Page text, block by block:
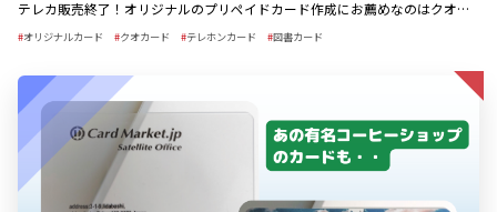
テレカ販売終了！オリジナルのプリペイドカード作成にお薦めなのはクオ・図書どっち？
オリジナルカード クオカード テレホンカード 図書カード